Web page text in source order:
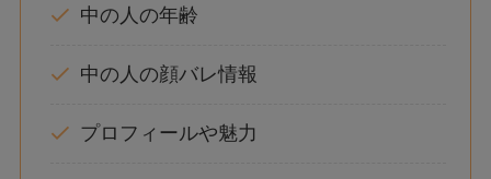
中の人の年齢
中の人の顔バレ情報
プロフィールや魅力